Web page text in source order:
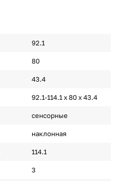
92.1
80
43.4
92.1-114.1 x 80 x 43.4
сенсорные
наклонная
114.1
3